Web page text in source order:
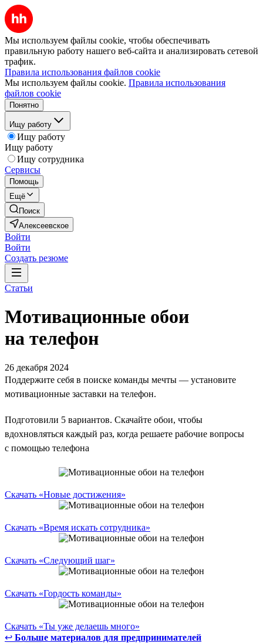
Мы используем файлы cookie, чтобы обеспечивать
правильную работу нашего веб-сайта и анализировать сетевой
трафик.
Правила использования файлов cookie
Мы используем файлы cookie. Правила использования
файлов cookie
Понятно
Ищу работу
Ищу работу
Ищу работу
Ищу сотрудника
Сервисы
Помощь
Ещё
Поиск
Алексеевское
Войти
Войти
Создать резюме
Статьи
Мотивационные обои
на телефон
26 декабря 2024
Поддержите себя в поиске команды мечты — установите
мотивационные заставки на телефон.
Подготовили 5 вариантов. Скачайте обои, чтобы
вдохновляться каждый раз, когда решаете рабочие вопросы
с помощью телефона
Скачать «Новые достижения»
Скачать «Время искать сотрудника»
Скачать «Следующий шаг»
Скачать «Гордость команды»
Скачать «Ты уже делаешь много»
↩ Больше материалов для предпринимателей